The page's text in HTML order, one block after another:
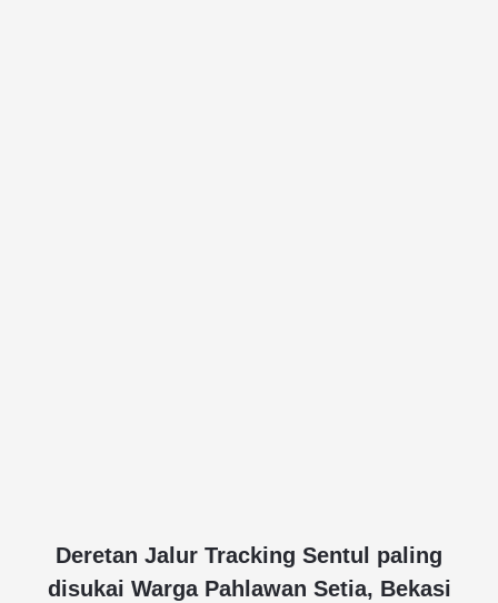
Deretan Jalur Tracking Sentul paling
disukai Warga Pahlawan Setia, Bekasi